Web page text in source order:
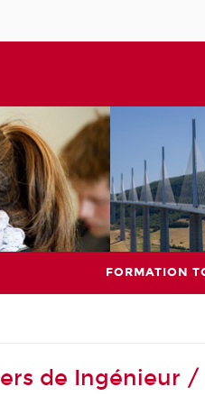
FORMATION
de Ingénieur